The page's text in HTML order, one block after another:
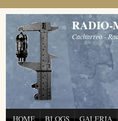
Pasar al contenido principal
RADIO-
Cacharreo -
HOME BLOGS GALERIA